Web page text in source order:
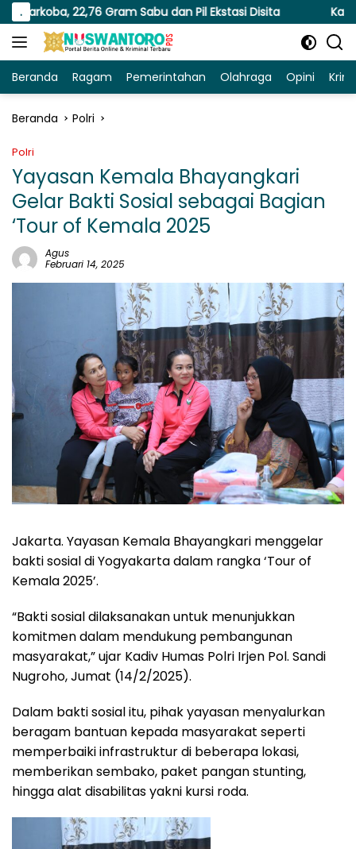
Langsung
ke
konten
.Gram Sabu dan Pil Ekstasi Disita Kapolresta Malang
Beranda Ragam Pemerintahan Olahraga Opini
Beranda Polri
Polri
Yayasan Kemala Bhayangkari
Gelar Bakti Sosial sebagai Bagian
‘Tour of Kemala 2025
Agus
Februari 14, 2025
Jakarta. Yayasan Kemala Bhayangkari menggelar
bakti sosial di Yogyakarta dalam rangka ‘Tour of
Kemala 2025’.
“Bakti sosial dilaksanakan untuk menunjukkan
komitmen dalam mendukung pembangunan
masyarakat,” ujar Kadiv Humas Polri Irjen Pol. Sandi
Nugroho, Jumat (14/2/2025).
Dalam bakti sosial itu, pihak yayasan menyalurkan
beragam bantuan kepada masyarakat seperti
memperbaiki infrastruktur di beberapa lokasi,
memberikan sembako, paket pangan stunting,
hingga alat disabilitas yakni kursi roda.